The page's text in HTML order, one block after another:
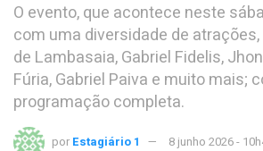
O evento, que acontece neste
com uma diversidade de
de Lambasaia, Gabriel Fidelis,
Fúria, Gabriel Paiva e muito mais;
programação completa.
por Estagiário 1 8 junho 2026 -